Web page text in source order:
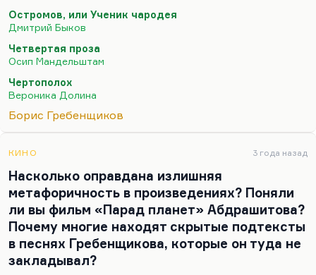
Если же говорить серьезно, то надежда как одна
из самых вредных и опасных добродетелей,
надежда как символ конформизма,
приспособления, надежда как страх
окончательного разрыва с реальностью, пожалуй,
она заклеймлена в «Четвертой прозе». «Четвертая
проза» у Мандельштама — это такой крик о том,
что будет хуже. Ну и вообще, ну, грех на себя
ссылаться, но у меня в «Остромове» есть такой
персонаж, про которого сказано, что он…
Остромов, или Ученик чародея
Дмитрий Быков
Четвертая проза
Осип Мандельштам
Чертополох
Вероника Долина
Борис Гребенщиков
КИНО 3 года назад
Насколько оправдана излишняя
метафоричность в произведениях? Поняли
ли вы фильм «Парад планет» Абдрашитова?
Почему многие находят скрытые подтексты
в песнях Гребенщикова, которые он туда не
закладывал?